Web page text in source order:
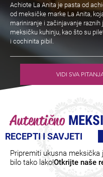
Achiote La Anita je pasta od
od meksičke marke La Anita,
mariniranje i začinjavanje raznih
meksičku kuhinju, kao što su
i cochinita pibil.
VIDI SVA
Autentično
RECEPTI I SAVJETI
Pripremiti ukusna meksička
bilo tako lako!Otkrijte naše